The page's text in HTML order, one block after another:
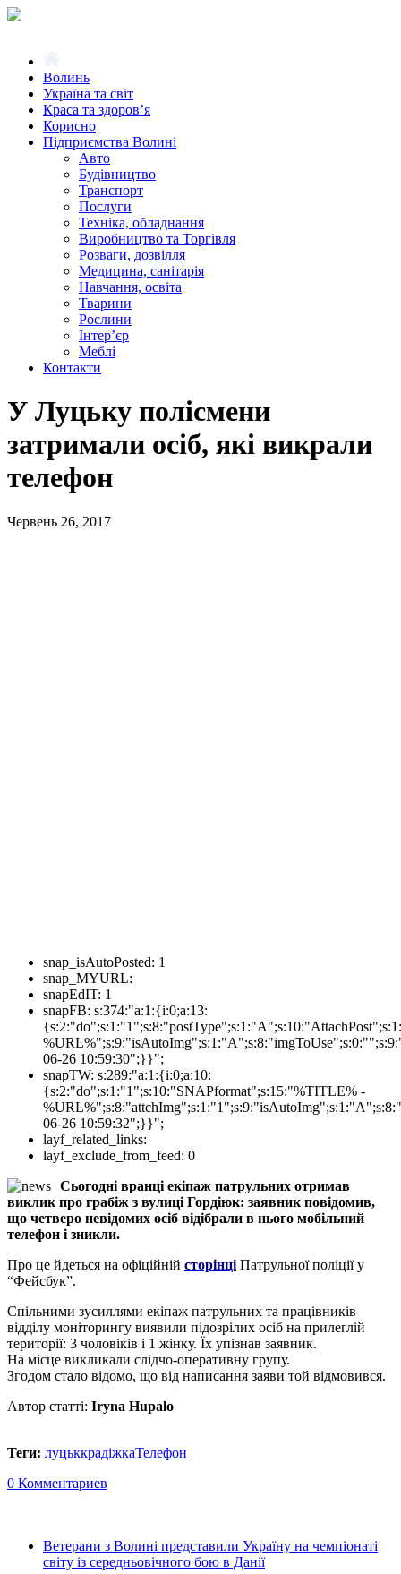
Волинь
Україна та світ
Краса та здоров’я
Корисно
Підприємства Волині
Авто
Будівництво
Транспорт
Послуги
Техніка, обладнання
Виробництво та Торгівля
Розваги, дозвілля
Медицина, санітарія
Навчання, освіта
Тварини
Рослини
Інтер’єр
Меблі
Контакти
У Луцьку полісмени
затримали осіб, які викрали
телефон
Червень 26, 2017
snap_isAutoPosted: 1
snap_MYURL:
snapEdIT: 1
snapFB: s:374:"a:1:{i:0;a:13:
06-26 10:59:30";}}";
snapTW: s:289:"a:1:{i:0;a:10:
{s:2:"do";s:1:"1";s:10:"SNAPformat";s:15:"%TITLE% -
06-26 10:59:32";}}";
layf_related_links:
layf_exclude_from_feed: 0
Сьогодні вранці екіпаж патрульних отримав
виклик про грабіж з вулиці Гордіюк: заявник повідомив,
що четверо невідомих осіб відібрали в нього мобільний
телефон і зникли.
Про це йдеться на офіційній сторінці Патрульної поліції у
“Фейсбук”.
Спільними зусиллями екіпаж патрульних та працівників
відділу моніторингу виявили підозрілих осіб на прилеглій
території: 3 чоловіків і 1 жінку. Їх упізнав заявник.
На місце викликали слідчо-оперативну групу.
Згодом стало відомо, що від написання заяви той відмовився.
Автор статті: Iryna Hupalo
Теги: луцьккрадіжкаТелефон
0 Комментариев
Ветерани з Волині представили Україну на чемпіонаті
світу із середньовічного бою в Данії